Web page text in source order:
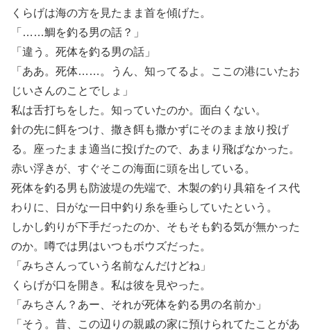
くらげは海の方を見たまま首を傾げた。
「……鯛を釣る男の話？」
「違う。死体を釣る男の話」
「ああ。死体……。うん、知ってるよ。ここの港にいたお
じいさんのことでしょ」
私は舌打ちをした。知っていたのか。面白くない。
針の先に餌をつけ、撒き餌も撒かずにそのまま放り投げ
る。座ったまま適当に投げたので、あまり飛ばなかった。
赤い浮きが、すぐそこの海面に頭を出している。
死体を釣る男も防波堤の先端で、木製の釣り具箱をイス代
わりに、日がな一日中釣り糸を垂らしていたという。
しかし釣りが下手だったのか、そもそも釣る気が無かった
のか。噂では男はいつもボウズだった。
「みちさんっていう名前なんだけどね」
くらげが口を開き。私は彼を見やった。
「みちさん？あー、それが死体を釣る男の名前か」
「そう。昔、この辺りの親戚の家に預けられてたことがあ